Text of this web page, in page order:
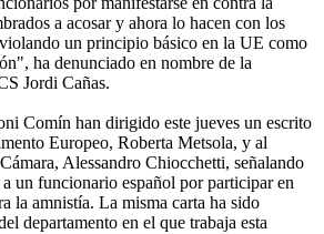
a acosar y ahora lo hacen con los
un principio básico en la UE como
ha denunciado en nombre de la
Jordi Cañas.
Comín han dirigido este jueves un escrito
Europeo, Roberta Metsola, y al
Alessandro Chiocchetti, señalando
un funcionario español por participar en
la amnistía. La misma carta ha sido
departamento en el que trabaja esta